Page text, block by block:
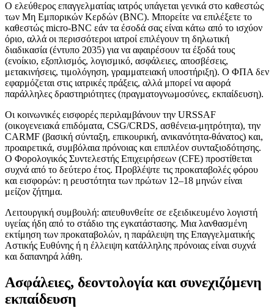
Ο ελεύθερος επαγγελματίας ιατρός υπάγεται γενικά στο καθεστώς
των Μη Εμπορικών Κερδών (BNC). Μπορείτε να επιλέξετε το
καθεστώς micro-BNC εάν τα έσοδά σας είναι κάτω από το ισχύον
όριο, αλλά οι περισσότεροι ιατροί επιλέγουν τη δηλωτική
διαδικασία (έντυπο 2035) για να αφαιρέσουν τα έξοδά τους
(ενοίκιο, εξοπλισμός, λογισμικό, ασφάλειες, αποσβέσεις,
μετακινήσεις, τιμολόγηση, γραμματειακή υποστήριξη). Ο ΦΠΑ δεν
εφαρμόζεται στις ιατρικές πράξεις, αλλά μπορεί να αφορά
παράλληλες δραστηριότητες (πραγματογνωμοσύνες, εκπαίδευση).
Οι κοινωνικές εισφορές περιλαμβάνουν την URSSAF
(οικογενειακά επιδόματα, CSG/CRDS, ασθένεια-μητρότητα), την
CARMF (βασική σύνταξη, επικουρική, ανικανότητα-θάνατος) και,
προαιρετικά, συμβόλαια πρόνοιας και επιπλέον συνταξιοδότησης.
Ο Φορολογικός Συντελεστής Επιχειρήσεων (CFE) προστίθεται
συχνά από το δεύτερο έτος. Προβλέψτε τις προκαταβολές φόρου
και εισφορών: η ρευστότητα των πρώτων 12–18 μηνών είναι
μείζον ζήτημα.
Λειτουργική συμβουλή: απευθυνθείτε σε εξειδικευμένο λογιστή
υγείας ήδη από το στάδιο της εγκατάστασης. Μια λανθασμένη
εκτίμηση των προκαταβολών, η παράλειψη της Επαγγελματικής
Αστικής Ευθύνης ή η έλλειψη κατάλληλης πρόνοιας είναι συχνά
και δαπανηρά λάθη.
Ασφάλειες, δεοντολογία και συνεχιζόμενη
εκπαίδευση